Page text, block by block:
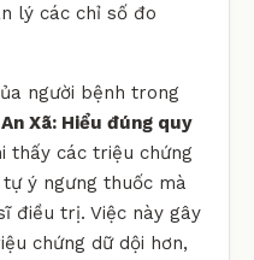
lý các chỉ số đo
người bệnh trong
Xã: Hiểu đúng quy
thấy các triệu chứng
ý ngưng thuốc mà
điều trị. Việc này gây
chứng dữ dội hơn,